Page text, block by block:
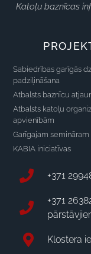
Katoļu baznīcas
Sabiedrības garīgās
padziļināšana
Atbalsts baznīcu
Atbalsts katoļu
apvienībām
Garīgajam semināram
KABIA iniciatīvas
+371
+371
Klostera